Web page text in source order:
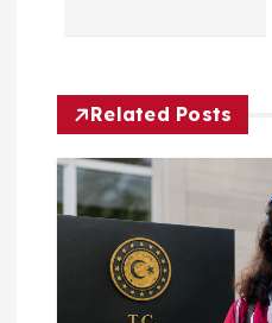
z
n
Related Posts